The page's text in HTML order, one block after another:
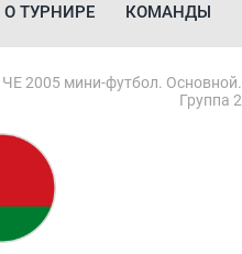
О ТУРНИРЕ КОМАНДЫ
ЧЕ 2005 мини-футбол. Основной.
Группа 2